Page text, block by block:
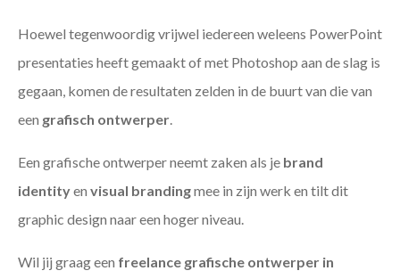
Hoewel tegenwoordig vrijwel iedereen weleens PowerPoint
presentaties heeft gemaakt of met Photoshop aan de slag is
gegaan, komen de resultaten zelden in de buurt van die van
een grafisch ontwerper
Een grafische ontwerper neemt zaken als je brand
identityen visual brandingmee in zijn werk en tilt dit
graphic design naar een hoger niveau.
Wil jij graag een freelance grafische ontwerper in